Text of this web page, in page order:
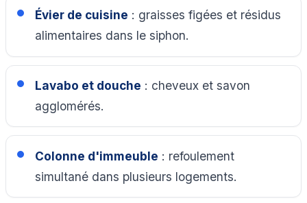
Évier de cuisine : graisses figées et résidus
alimentaires dans le siphon.
Lavabo et douche : cheveux et savon
agglomérés.
Colonne d'immeuble : refoulement
simultané dans plusieurs logements.